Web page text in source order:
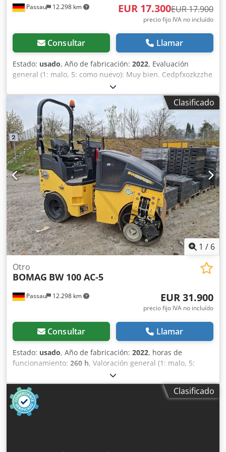
nuestra plataforma.
Passau 12.298 km EUR 17.300EUR 17.900
precio fijo IVA no incluído
Consultar Llamar
Estado: usado, Año de fabricación: 2022, Evaluación
general (1: malo, 5: como nuevo): Muy bien. Cedpfxozkzzhe
Acajrf ---- ¡Nuevo, cumple con las normas de seguridad!
Clasificado
1 / 6
Passau 12.298 km
Otro
BOMAG BW 100 AC-5
EUR 31.900
precio fijo IVA no incluído
Consultar Llamar
Estado: usado, Año de fabricación: 2022, horas de
funcionamiento: 260 h, Valoración general (1: malo, 5:
como nuevo): Muy bien. ---- Nuevo, cumple con las normas
de seguridad laboral (UVV) y está listo para su uso
inmediato. Crsdpfszkzznex Acajf Aproximadamente 260
horas de funcionamiento; peso operativo: 2400 kg; ancho
de trabajo: 1000 mm; motor diésel Kubota, norma de
Clasificado